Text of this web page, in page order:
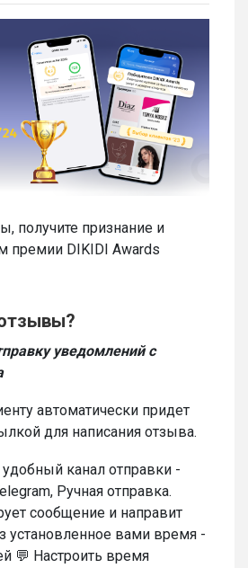
получите признание и
премии DIKIDI Awards
уведомлений с
автоматически придет
для написания отзыва.
канал отправки -
Ручная отправка.
сообщение и направит
установленное вами время -
💬 Настроить время